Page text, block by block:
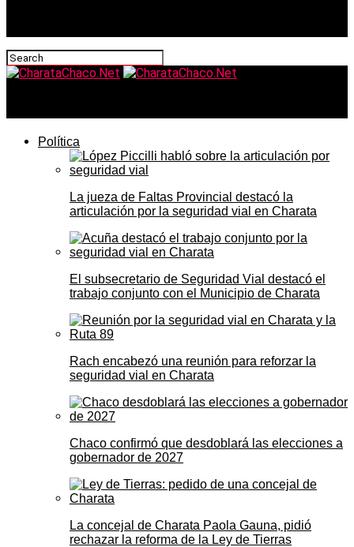
Política
La jueza de Faltas Provincial destacó la
articulación por la seguridad vial en Charata
El subsecretario de Seguridad Vial destacó el
trabajo conjunto con el Municipio de Charata
Rach encabezó una reunión para reforzar la
seguridad vial en Charata
Chaco confirmó que desdoblará las elecciones a
gobernador de 2027
La concejal de Charata Paola Gauna, pidió
rechazar la reforma de la Ley de Tierras